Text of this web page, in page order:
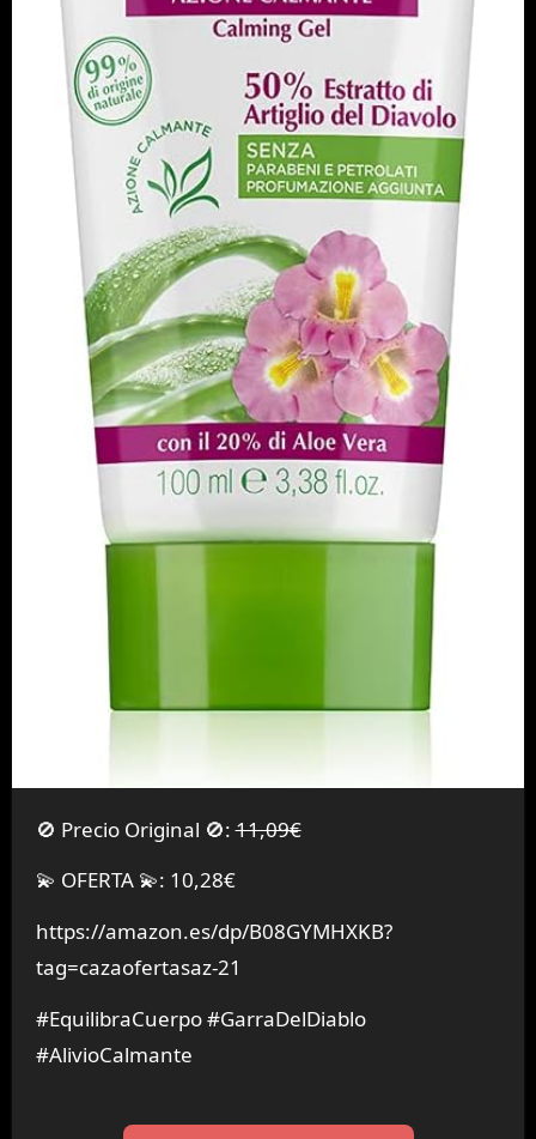
🚫 Precio Original 🚫:11,09€
💫 OFERTA 💫: 10,28€
https://amazon.es/dp/B08GYMHXKB?
tag=cazaofertasaz-21
#EquilibraCuerpo #GarraDelDiablo
#AlivioCalmante